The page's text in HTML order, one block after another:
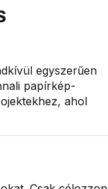
egyszerűen
papírkép-
ahol